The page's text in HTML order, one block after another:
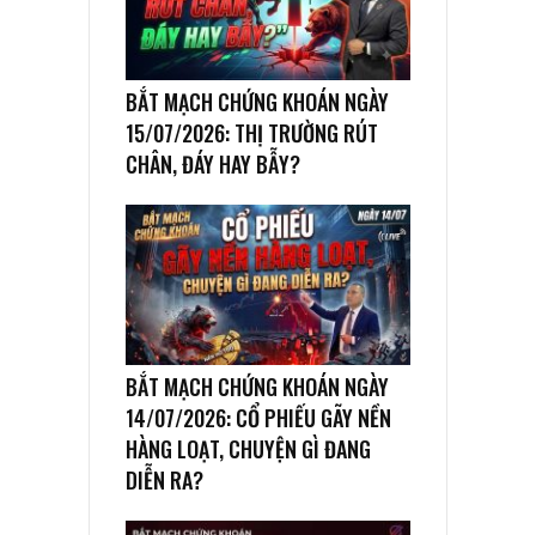
BẮT MẠCH CHỨNG KHOÁN NGÀY
15/07/2026: THỊ TRƯỜNG RÚT
CHÂN, ĐÁY HAY BẪY?
BẮT MẠCH CHỨNG KHOÁN NGÀY
14/07/2026: CỔ PHIẾU GÃY NỀN
HÀNG LOẠT, CHUYỆN GÌ ĐANG
DIỄN RA?